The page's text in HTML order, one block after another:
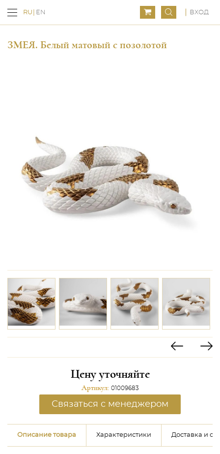
RU EN ВХОД
ЗМЕЯ. Белый матовый с позолотой
Цену уточняйте
Артикул: 01009683
Связаться с менеджером
Описание товара Характеристики Доставка и